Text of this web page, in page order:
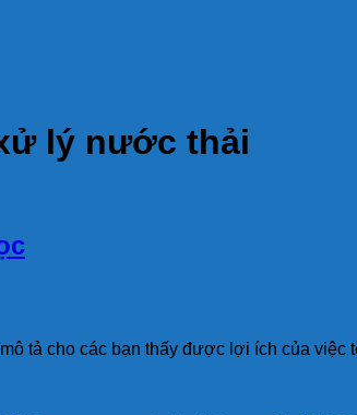
lý nước thải
tả cho các bạn thấy được lợi ích của